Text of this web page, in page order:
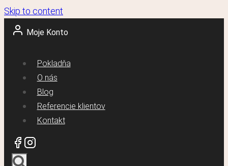
Skip to content
Moje Konto
Pokladňa
O nás
Blog
Referencie klientov
Kontakt